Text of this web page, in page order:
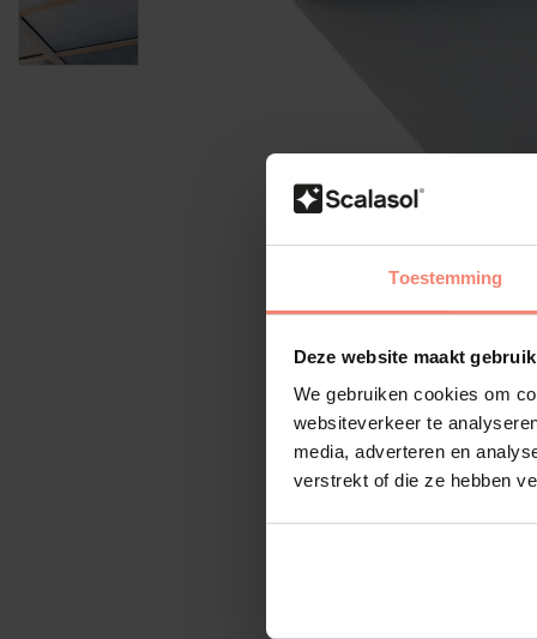
Toestemming
Deze website maakt
We gebruiken cookies om
websiteverkeer te
media, adverteren en
verstrekt of die ze hebben